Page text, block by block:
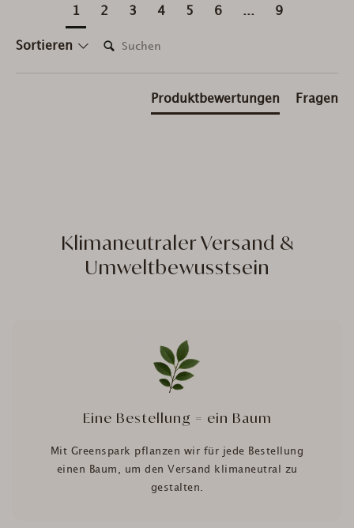
Sortieren
Produktbewertungen Fragen
1 2 3 4 5 6 ... 9
Klimaneutraler Versand &
Umweltbewusstsein
Eine Bestellung = ein Baum
Mit Greenspark pflanzen wir für jede Bestellung
einen Baum, um den Versand klimaneutral zu
gestalten.